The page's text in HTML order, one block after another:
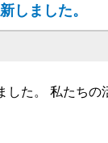
しました。
た。 私たち